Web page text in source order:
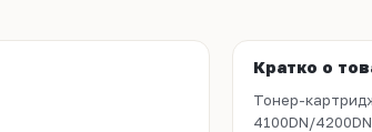
Кратко о
Тонер-
4100DN/